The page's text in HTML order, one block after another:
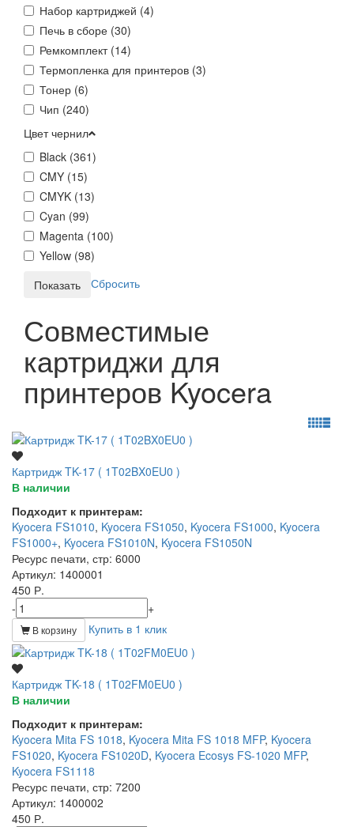
Набор картриджей (4)
Печь в сборе (30)
Ремкомплект (14)
Термопленка для принтеров (3)
Тонер (6)
Чип (240)
Цвет чернил
Black (361)
CMY (15)
CMYK (13)
Cyan (99)
Magenta (100)
Yellow (98)
Сбросить
Совместимые
картриджи для
принтеров Kyocera
Картридж TK-17 ( 1T02BX0EU0 )
В наличии
Подходит к принтерам:
Kyocera FS1010, Kyocera FS1050, Kyocera FS1000, Kyocera
FS1000+, Kyocera FS1010N, Kyocera FS1050N
Ресурс печати, стр: 6000
Артикул: 1400001
450 Р.
-
+
В корзину Купить в 1 клик
Картридж TK-18 ( 1T02FM0EU0 )
В наличии
Подходит к принтерам:
Kyocera Mita FS 1018, Kyocera Mita FS 1018 MFP, Kyocera
FS1020, Kyocera FS1020D, Kyocera Ecosys FS-1020 MFP,
Kyocera FS1118
Ресурс печати, стр: 7200
Артикул: 1400002
450 Р.